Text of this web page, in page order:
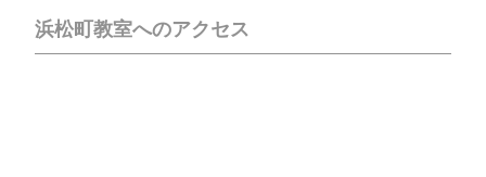
浜松町教室へのアクセス